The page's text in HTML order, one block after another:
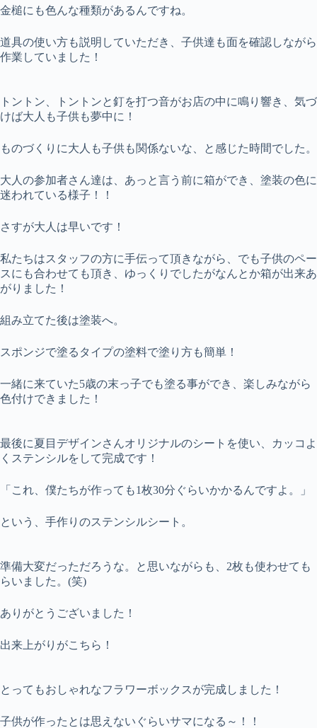
金槌にも色んな種類があるんですね。
道具の使い方も説明していただき、子供達も面を確認しながら
作業していました！
トントン、トントンと釘を打つ音がお店の中に鳴り響き、気づ
けば大人も子供も夢中に！
ものづくりに大人も子供も関係ないな、と感じた時間でした。
大人の参加者さん達は、あっと言う前に箱ができ、塗装の色に
迷われている様子！！
さすが大人は早いです！
私たちはスタッフの方に手伝って頂きながら、でも子供のペー
スにも合わせても頂き、ゆっくりでしたがなんとか箱が出来あ
がりました！
組み立てた後は塗装へ。
スポンジで塗るタイプの塗料で塗り方も簡単！
一緒に来ていた5歳の末っ子でも塗る事ができ、楽しみながら
色付けできました！
最後に夏目デザインさんオリジナルのシートを使い、カッコよ
くステンシルをして完成です！
「これ、僕たちが作っても1枚30分ぐらいかかるんですよ。」
という、手作りのステンシルシート。
準備大変だっただろうな。と思いながらも、2枚も使わせても
らいました。(笑)
ありがとうございました！
出来上がりがこちら！
とってもおしゃれなフラワーボックスが完成しました！
子供が作ったとは思えないぐらいサマになる～！！